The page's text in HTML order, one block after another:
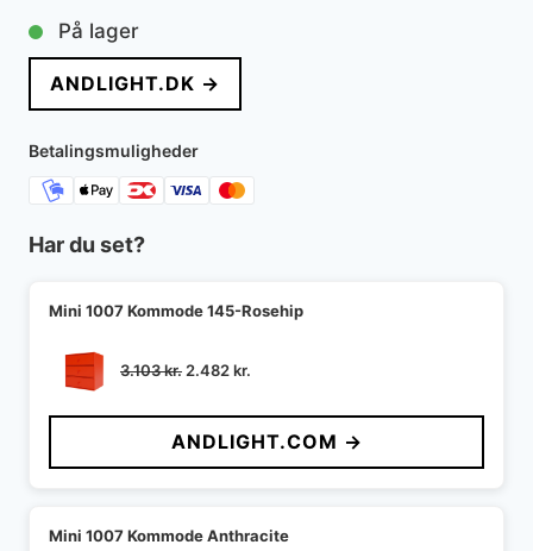
På lager
ANDLIGHT.DK →
Betalingsmuligheder
Har du set?
Mini 1007 Kommode 145-Rosehip
3.103kr. Den
pris
var:
3.103 kr..
2.482kr.
pris
er:
2.482 kr..
ANDLIGHT.COM →
Mini 1007 Kommode Anthracite